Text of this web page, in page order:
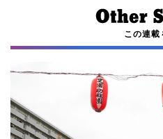
この連載